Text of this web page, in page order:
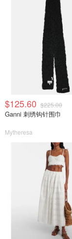
$125.60 $225.00
Ganni 刺绣钩针围巾
Mytheresa